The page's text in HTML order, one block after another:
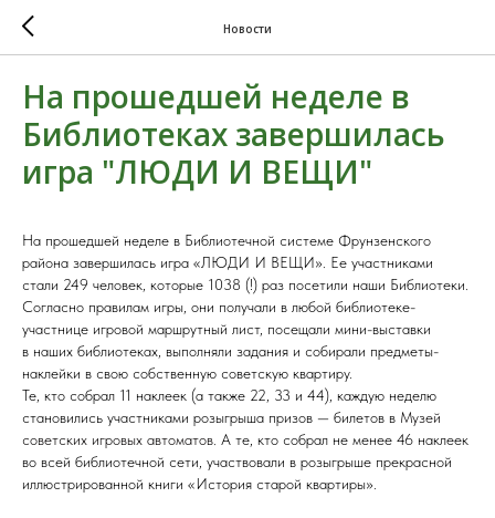
Новости
На прошедшей неделе в
Библиотеках завершилась
игра "ЛЮДИ И ВЕЩИ"
На прошедшей неделе в Библиотечной системе Фрунзенского
района завершилась игра «ЛЮДИ И ВЕЩИ». Ее участниками
стали 249 человек, которые 1038 (!) раз посетили наши Библиотеки.
Согласно правилам игры, они получали в любой библиотеке-
участнице игровой маршрутный лист, посещали мини-выставки
в наших библиотеках, выполняли задания и собирали предметы-
наклейки в свою собственную советскую квартиру.
Те, кто собрал 11 наклеек (а также 22, 33 и 44), каждую неделю
становились участниками розыгрыша призов — билетов в Музей
советских игровых автоматов . А те, кто собрал не менее 46 наклеек
во всей библиотечной сети, участвовали в розыгрыше прекрасной
иллюстрированной книги «История старой квартиры».